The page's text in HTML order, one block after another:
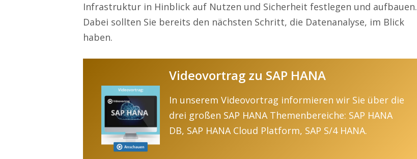
Infrastruktur in Hinblick auf Nutzen und Sicherheit festlegen und aufbauen.
Dabei sollten Sie bereits den nächsten Schritt, die Datenanalyse, im Blick
haben.
Videovortrag zu SAP HANA
In unserem Videovortrag informieren wir Sie über die
drei großen SAP HANA Themenbereiche: SAP HANA
DB, SAP HANA Cloud Platform, SAP S/4 HANA.